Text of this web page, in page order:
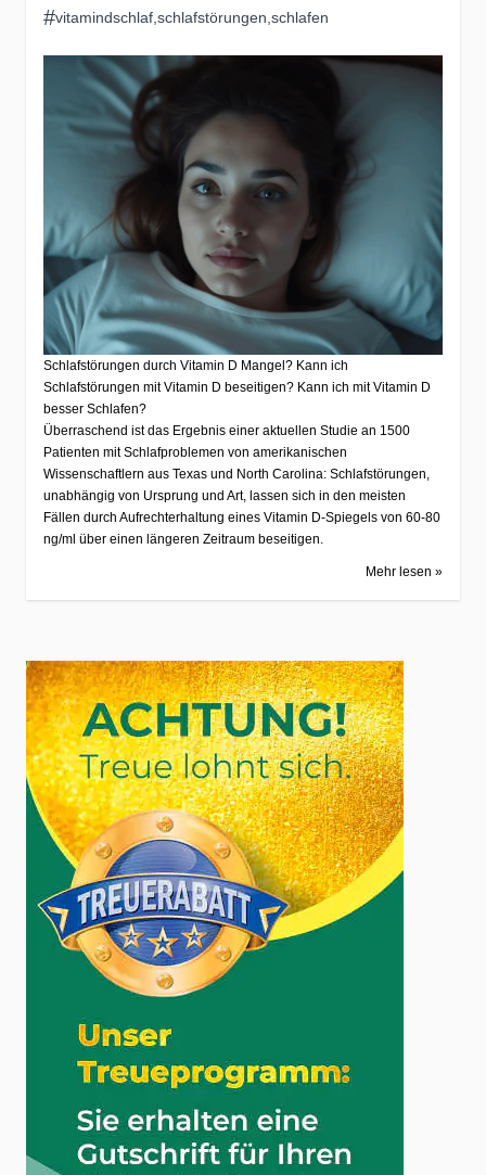
#vitamindschlaf schlafstörungen schlafen
Schlafstörungen durch Vitamin D Mangel? Kann ich
Schlafstörungen mit Vitamin D beseitigen? Kann ich mit Vitamin D
besser Schlafen?
Überraschend ist das Ergebnis einer aktuellen Studie an 1500
Patienten mit Schlafproblemen von amerikanischen
Wissenschaftlern aus Texas und North Carolina: Schlafstörungen,
unabhängig von Ursprung und Art, lassen sich in den meisten
Fällen durch Aufrechterhaltung eines Vitamin D-Spiegels von 60-80
ng/ml über einen längeren Zeitraum beseitigen.
Mehr lesen »